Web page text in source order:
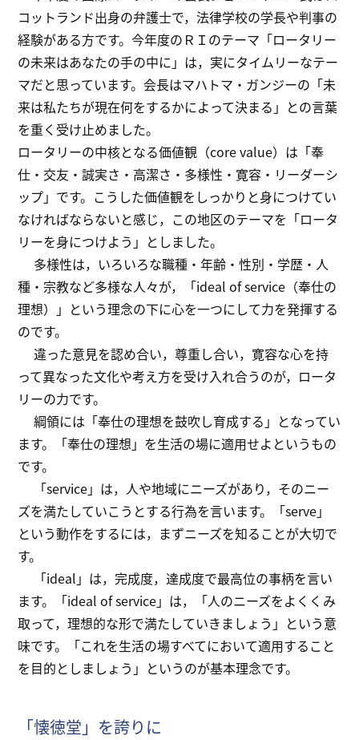
コットランド出身の弁護士で，法律学校の学長や判事の
経験がある方です。今年度のＲＩのテーマ「ロータリー
の未来はあなたの手の中に」は，実にタイムリーなテー
マだと思っています。会長はマハトマ・ガンジーの「未
来は私たちが現在何をするかによって決まる」との言葉
を重く受け止めました。
ロータリーの中核となる価値観（core value）は「奉
仕・交友・誠実さ・高潔さ・多様性・寛容・リーダーシ
ップ」です。こうした価値観をしっかりと身につけてい
なければならないと感じ，この地区のテーマを「ロータ
リーを身につけよう」としました。
多様性は，いろいろな職種・年齢・性別・学歴・人
種・宗教など多様な人々が，「ideal of service（奉仕の
理想）」という理念の下に心を一つにして力を発揮する
のです。
違った意見を認め合い，尊重し合い，寛容な心を持
って異なった文化や考え方を受け入れ合うのが，ロータ
リーの力です。
綱領には「奉仕の理想を鼓吹し育成する」となってい
ます。「奉仕の理想」を生活の場に適用せよというもの
です。
「service」は，人や地域にニーズがあり，そのニー
ズを満たしていこうとする行為を言います。「serve」
という動作をするには，まずニーズを知ることが大切で
す。
「ideal」は，完成度，達成度で最高位の事柄を言い
ます。「ideal of service」は，「人のニーズをよくくみ
取って，理想的な形で満たしていきましょう」という意
味です。「これを生活の場すべてにおいて適用すること
を目的としましょう」というのが基本理念です。
「懐徳堂」を誇りに